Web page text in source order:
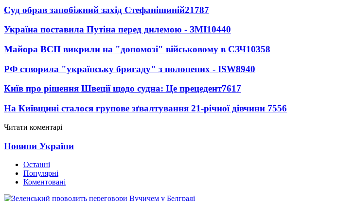
Суд обрав запобіжний захід Стефанішиній21787
Україна поставила Путіна перед дилемою - ЗМІ10440
Майора ВСП викрили на "допомозі" військовому в СЗЧ10358
РФ створила "українську бригаду" з полонених - ISW8940
Київ про рішення Швеції щодо судна: Це прецедент7617
На Київщині сталося групове зґвалтування 21-річної дівчини 7556
Читати коментарі
Новини України
Останні
Популярні
Коментовані